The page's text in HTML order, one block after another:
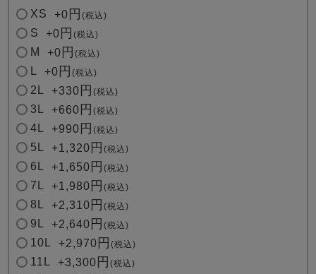
すべてのデザインのパジャマ一覧はこちら
(
)
XS +0 税込
S +0 税込
M +0 税込
+0 税込
2L +330 税込
3L +660 税込
4L +990 税込
5L +1,320 税込
6L +1,650 税込
7L +1,980 税込
8L +2,310 税込
9L +2,640 税込
10L +2,970 税込
11L +3,300 税込